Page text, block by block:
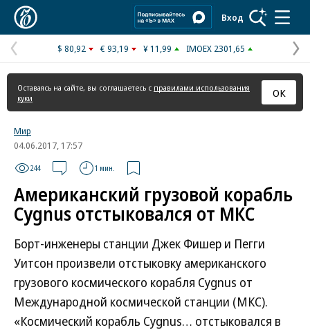
Вход
Предыдущая
страница
$ 80,92 € 93,19 ¥ 11,99 IMOEX 2301,65
Оставаясь на сайте, вы соглашаетесь с правилами использования
куки
ОК
Мир
04.06.2017, 17:57
244 1 мин.
Американский грузовой корабль
Cygnus отстыковался от МКС
Борт-инженеры станции Джек Фишер и Пегги
Уитсон произвели отстыковку американского
грузового космического корабля Cygnus от
Международной космической станции (МКС).
«Космический корабль Cygnus… отстыковался в